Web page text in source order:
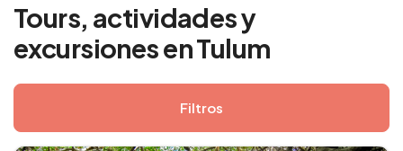
Tours, actividades y
excursiones en Tulum
Filtros